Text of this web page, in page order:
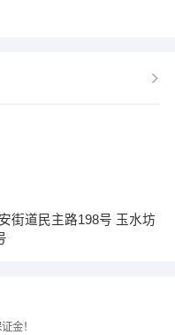
街道民主路198号 玉水坊
金！